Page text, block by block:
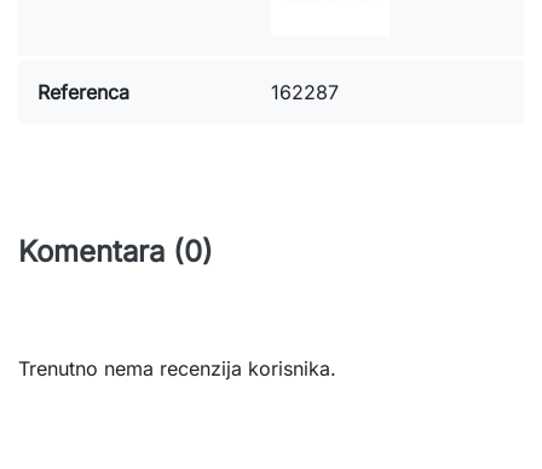
Referenca 162287
Komentara (0)
Trenutno nema recenzija korisnika.